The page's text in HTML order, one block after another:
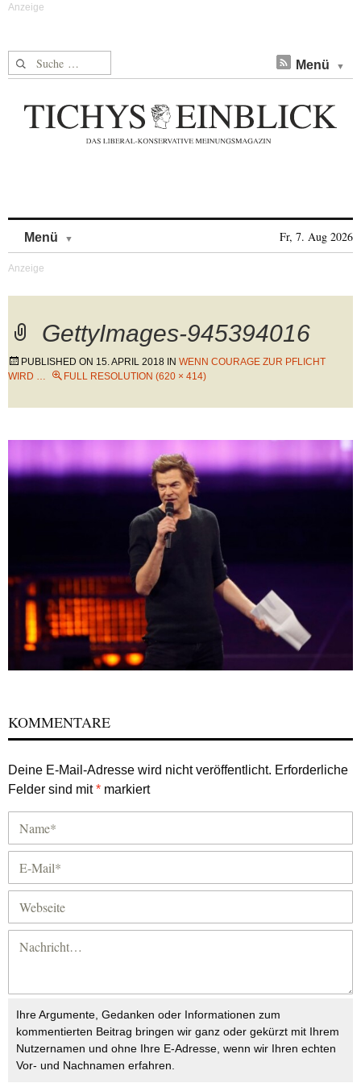
Suche nach: Menü
Menü Fr, 7. Aug 2026
GettyImages-945394016
PUBLISHED ON 15. APRIL 2018 IN WENN COURAGE ZUR PFLICHT
WIRD …
FULL RESOLUTION (620 × 414)
KOMMENTARE
Deine E-Mail-Adresse wird nicht veröffentlicht. Erforderliche
Felder sind mit* markiert
Ihre Argumente, Gedanken oder Informationen zum
kommentierten Beitrag bringen wir ganz oder gekürzt mit Ihrem
Nutzernamen und ohne Ihre E-Adresse, wenn wir Ihren echten
Vor- und Nachnamen erfahren.